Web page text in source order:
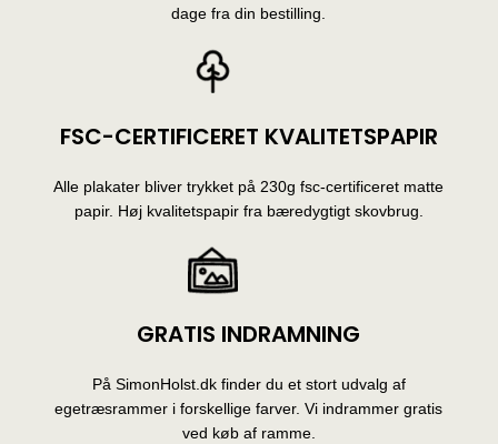
dage fra din bestilling.
FSC-CERTIFICERET KVALITETSPAPIR
Alle plakater bliver trykket på 230g fsc-certificeret matte
papir. Høj kvalitetspapir fra bæredygtigt skovbrug.
GRATIS INDRAMNING
På SimonHolst.dk finder du et stort udvalg af
egetræsrammer i forskellige farver. Vi indrammer gratis
ved køb af ramme.